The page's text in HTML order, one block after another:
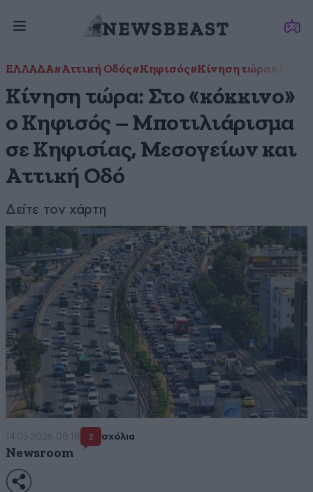
ΕΛΛΑΔΑ#Αττική Οδός#Κηφισός#Κίνηση τώρα
Κίνηση τώρα: Στο «κόκκινο»
ο Κηφισός – Μποτιλιάρισμα
σε Κηφισίας, Μεσογείων και
Αττική Οδό
Δείτε τον χάρτη
14·05·2026 08:18 2 σχόλια
Newsroom